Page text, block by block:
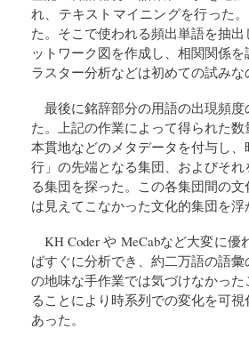
れ、テキストマイニングを行った
た。そこで使われる頻出単語を抽
ットワーク図を作成し、相関関係
ラスター分析などは初めての試み
最後に銘辞部分の用語の出現頻
た。上記の作業によって得られた
本貫地などのメタデータを付与し
行」の先端となる集団、およびそ
る集団を探った。この各集団間の
は見えてこなかった文化的集団を
KH Coder や MeCabなど大変に
ばすぐに分析でき、約二万語の語
の地味な手作業では気づけなかっ
ることにより時系列での変化を可
あった。